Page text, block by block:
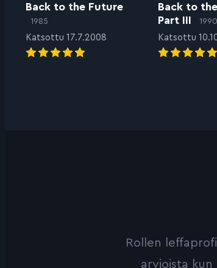
Back to the Future
1985
Katsottu 17.7.2008
Back to
Part III
1990
Katsottu
Rollen
arvioista kun